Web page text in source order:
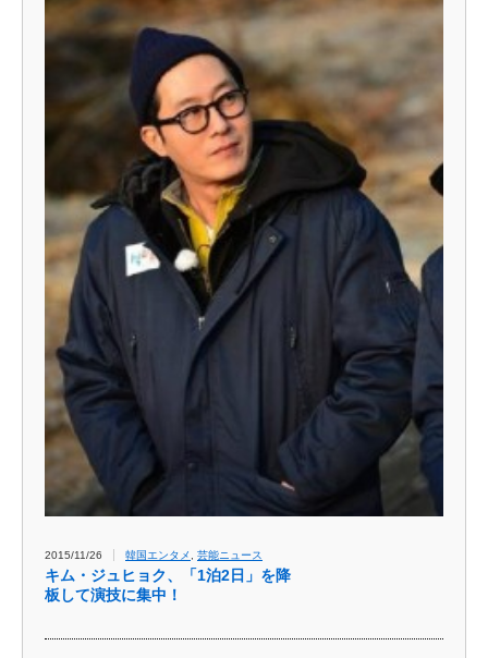
2015/11/26 韓国エンタメ , 芸能ニュース
キム・ジュヒョク、「1泊2日」を降
板して演技に集中！